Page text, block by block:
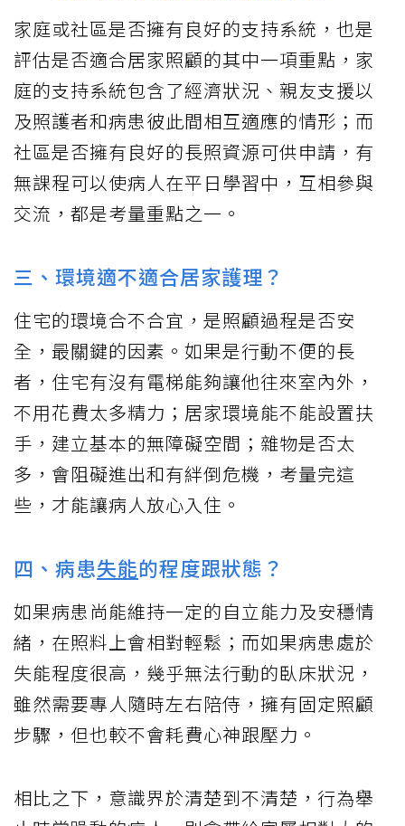
家庭或社區是否擁有良好的支持系統，也是
評估是否適合居家照顧的其中一項重點，家
庭的支持系統包含了經濟狀況、親友支援以
及照護者和病患彼此間相互適應的情形；而
社區是否擁有良好的長照資源可供申請，有
無課程可以使病人在平日學習中，互相參與
交流，都是考量重點之一。
三、環境適不適合居家護理？
住宅的環境合不合宜，是照顧過程是否安
全，最關鍵的因素。如果是行動不便的長
者，住宅有沒有電梯能夠讓他往來室內外，
不用花費太多精力；居家環境能不能設置扶
手，建立基本的無障礙空間；雜物是否太
多，會阻礙進出和有絆倒危機，考量完這
些，才能讓病人放心入住。
四、病患失能的程度跟狀態？
如果病患尚能維持一定的自立能力及安穩情
緒，在照料上會相對輕鬆；而如果病患處於
失能程度很高，幾乎無法行動的臥床狀況，
雖然需要專人隨時左右陪侍，擁有固定照顧
步驟，但也較不會耗費心神跟壓力。
相比之下，意識界於清楚到不清楚，行為舉